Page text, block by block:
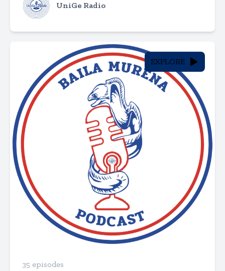
UniGe Radio
EXPLORE
35 episodes